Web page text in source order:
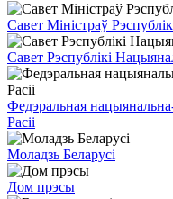
Савет Міністраў
Савет Рэспублікі
Федэральная
Расіі
Моладзь Беларусі
Дом прэсы